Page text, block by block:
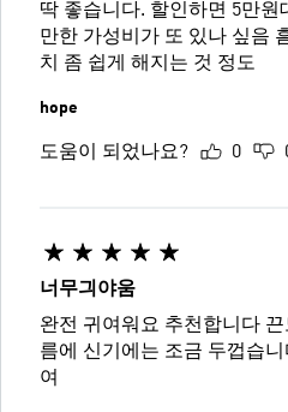
딱 좋습니다. 할인하면 5만원
만한 가성비가 또 있나 싶음
치 좀 쉽게 해지는 것 정도
hope
도움이 되었나요? 0
너무긔야움
완전 귀여워요 추천합니다
름에 신기에는 조금 두껍습
여